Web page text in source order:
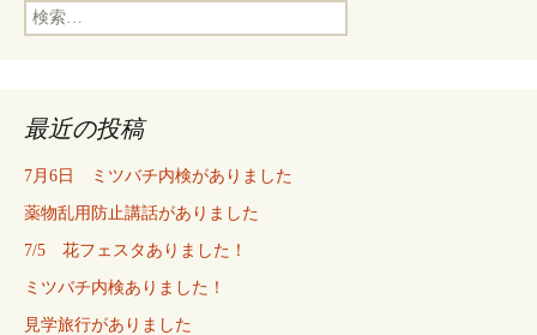
検
索:
最近の投稿
7月6日 ミツバチ内検がありました
薬物乱用防止講話がありました
7/5 花フェスタありました！
ミツバチ内検ありました！
見学旅行がありました